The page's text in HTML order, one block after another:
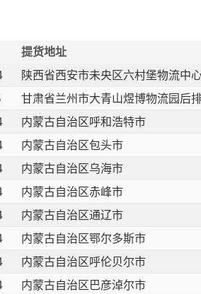
提货地址
陕西省西安市未央区六村堡物流中
甘肃省兰州市大青山煜博物流园后
内蒙古自治区呼和浩特市
内蒙古自治区包头市
内蒙古自治区乌海市
内蒙古自治区赤峰市
内蒙古自治区通辽市
内蒙古自治区鄂尔多斯市
内蒙古自治区呼伦贝尔市
内蒙古自治区巴彦淖尔市